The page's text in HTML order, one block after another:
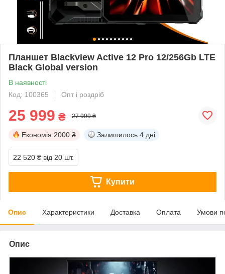
Планшет Blackview Active 12 Pro 12/256Gb LTE
Black Global version
В наявності
Код: 100365
Опт і роздріб
25 999 ₴ 27 999 ₴
Економія 2000 ₴ Залишилось 4 дні
22 520 ₴ від 20 шт.
Купити
Опис Характеристики Доставка Оплата Умови
Опис